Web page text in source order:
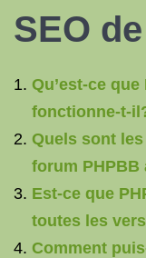
SEO
Qu’est-ce
fonctionne-t-
Quels sont
forum PHPBB
Est-ce que
toutes les
Comment